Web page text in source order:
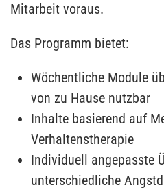
Mitarbeit voraus.
Das Programm bietet:
Wöchentliche Module
von zu Hause nutzbar
Inhalte basierend auf
Verhaltenstherapie
Individuell angepasste
unterschiedliche